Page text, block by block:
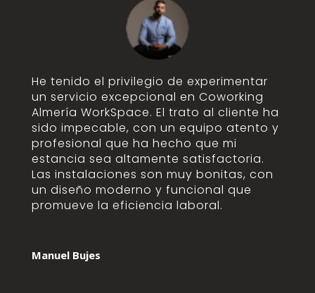
He tenido el privilegio de experimentar
un servicio excepcional en Coworking
Almería WorkSpace. El trato al cliente ha
sido impecable, con un equipo atento y
profesional que ha hecho que mi
estancia sea altamente satisfactoria.
Las instalaciones son muy bonitas, con
un diseño moderno y funcional que
promueve la eficiencia laboral.
Manuel Bujes